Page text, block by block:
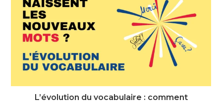
L’évolution du vocabulaire : comment